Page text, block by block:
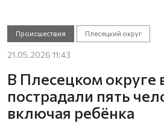
Происшествия Плесецкий округ
21.05.2026 11:43
В Плесецком округе
пострадали пять
включая ребёнка